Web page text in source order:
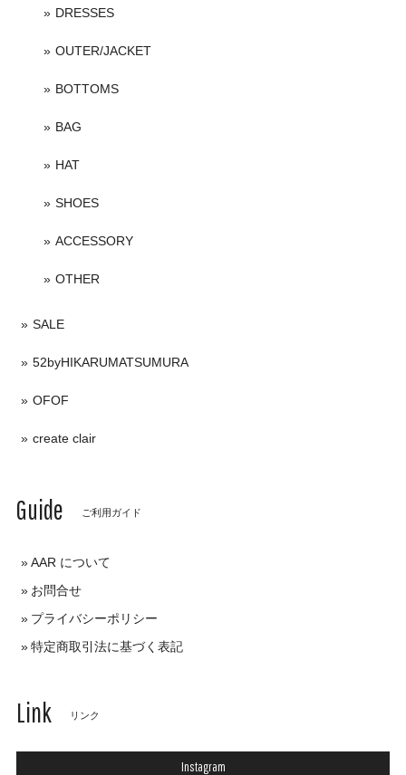
DRESSES
OUTER/JACKET
BOTTOMS
BAG
HAT
SHOES
ACCESSORY
OTHER
SALE
52byHIKARUMATSUMURA
OFOF
create clair
Guide ご利用ガイド
AAR について
お問合せ
プライバシーポリシー
特定商取引法に基づく表記
Link リンク
Instagram